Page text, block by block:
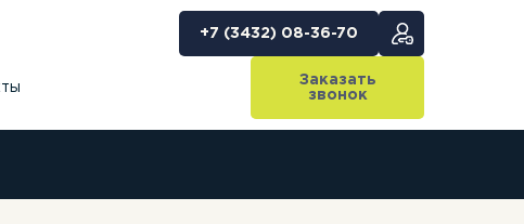
+7 (3432) 08-36-70
Заказать
звонок
BC